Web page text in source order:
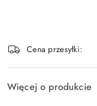
Cena przesyłki:
Więcej o produkcie